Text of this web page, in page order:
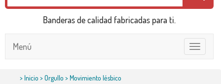
Banderas de calidad fabricadas para ti.
Toggle
navigation
Menú
> Inicio>Orgullo> Movimiento lésbico